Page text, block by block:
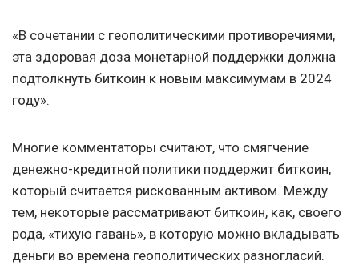
«В сочетании с геополитическими противоречиями,
эта здоровая доза монетарной поддержки должна
подтолкнуть биткоин к новым максимумам в 2024
году».
Многие комментаторы считают, что смягчение
денежно-кредитной политики поддержит биткоин,
который считается рискованным активом. Между
тем, некоторые рассматривают биткоин, как, своего
рода, «тихую гавань», в которую можно вкладывать
деньги во времена геополитических разногласий.